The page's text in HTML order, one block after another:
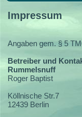
Impressum
Angaben gem. § 5
Betreiber und
Rummelsnuff
Roger Baptist
Köllnische Str.7
12439 Berlin